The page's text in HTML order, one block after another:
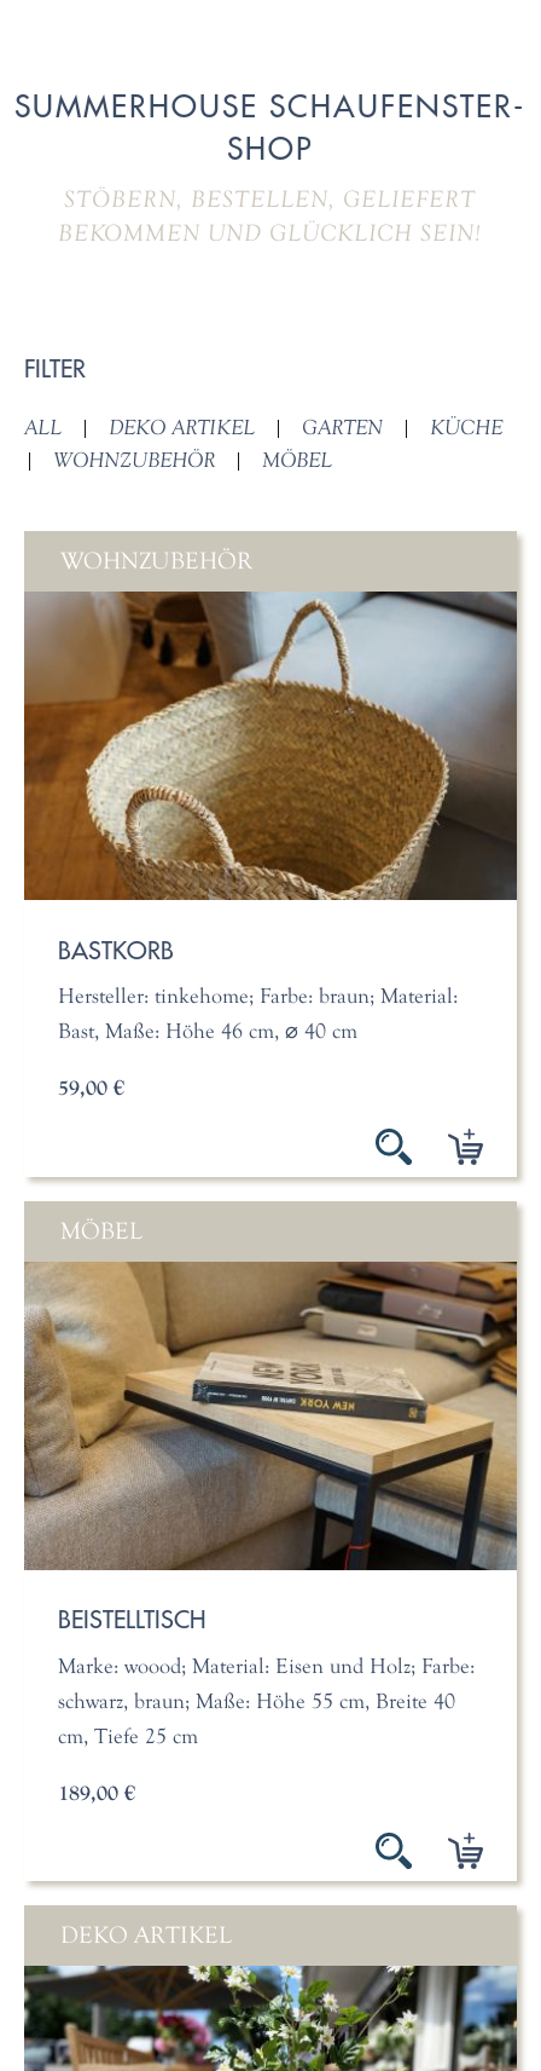
SUMMERHOUSE SCHAUFENSTER-
SHOP
STÖBERN, BESTELLEN, GELIEFERT
BEKOMMEN UND GLÜCKLICH SEIN!
FILTER
ALL | DEKO ARTIKEL | GARTEN |
KÜCHE
|
WOHNZUBEHÖR | MÖBEL
WOHNZUBEHÖR
BASTKORB
Hersteller: tinkehome; Farbe: braun; Material:
Bast, Maße: Höhe 46 cm, ⌀ 40 cm
59,00 €
MÖBEL
BEISTELLTISCH
Marke: woood; Material: Eisen und Holz; Farbe:
schwarz, braun; Maße: Höhe 55 cm, Breite 40
cm, Tiefe 25 cm
189,00 €
DEKO ARTIKEL